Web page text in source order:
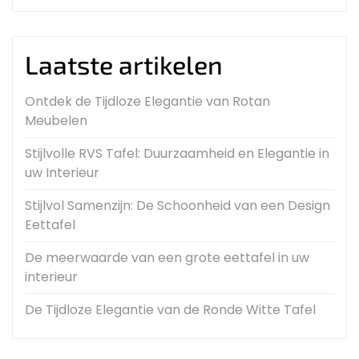
Laatste artikelen
Ontdek de Tijdloze Elegantie van Rotan
Meubelen
Stijlvolle RVS Tafel: Duurzaamheid en Elegantie in
uw Interieur
Stijlvol Samenzijn: De Schoonheid van een Design
Eettafel
De meerwaarde van een grote eettafel in uw
interieur
De Tijdloze Elegantie van de Ronde Witte Tafel